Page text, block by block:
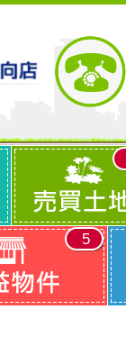
5